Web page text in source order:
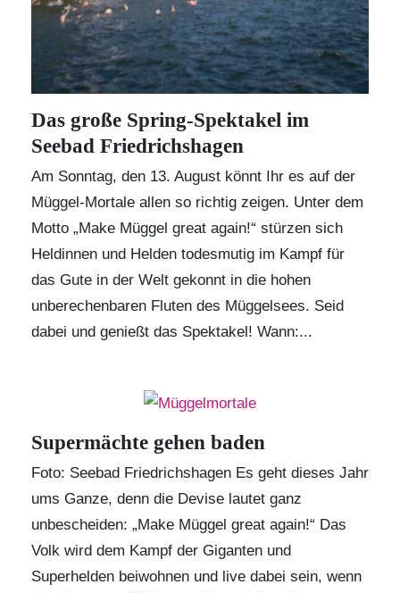
Das große Spring-Spektakel im
Seebad Friedrichshagen
Am Sonntag, den 13. August könnt Ihr es auf der
Müggel-Mortale allen so richtig zeigen. Unter dem
Motto „Make Müggel great again!“ stürzen sich
Heldinnen und Helden todesmutig im Kampf für
das Gute in der Welt gekonnt in die hohen
unberechenbaren Fluten des Müggelsees. Seid
dabei und genießt das Spektakel! Wann:...
Supermächte gehen baden
Foto: Seebad Friedrichshagen Es geht dieses Jahr
ums Ganze, denn die Devise lautet ganz
unbescheiden: „Make Müggel great again!“ Das
Volk wird dem Kampf der Giganten und
Superhelden beiwohnen und live dabei sein, wenn